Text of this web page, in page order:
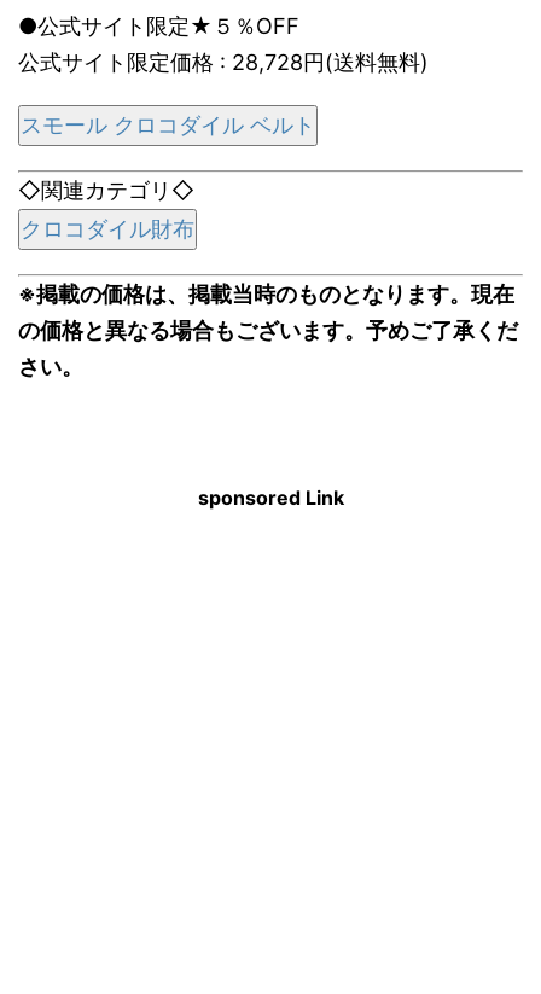
●公式サイト限定★５％OFF
公式サイト限定価格 : 28,728円(送料無料)
スモール クロコダイル ベルト
◇関連カテゴリ◇
クロコダイル財布
※掲載の価格は、掲載当時のものとなります。現在
の価格と異なる場合もございます。予めご了承くだ
さい。
sponsored Link